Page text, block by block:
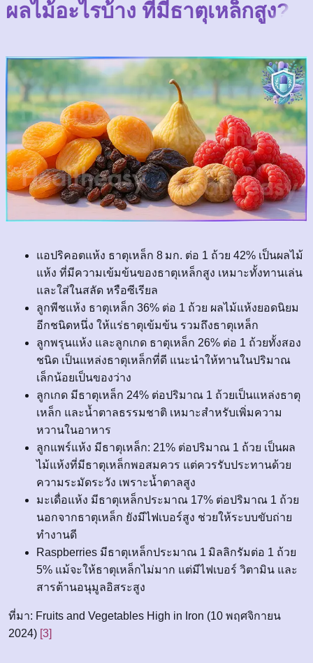
ผลไม้อะไรบ้าง ที่มีธาตุเหล็กสูง?
แอปริคอตแห้ง ธาตุเหล็ก 8 มก. ต่อ 1 ถ้วย 42% เป็นผลไม้
แห้ง ที่มีความเข้มข้นของธาตุเหล็กสูง เหมาะทั้งทานเล่น
และใส่ในสลัด หรือซีเรียล
ลูกพีชแห้ง ธาตุเหล็ก 36% ต่อ 1 ถ้วย ผลไม้แห้งยอดนิยม
อีกชนิดหนึ่ง ให้แร่ธาตุเข้มข้น รวมถึงธาตุเหล็ก
ลูกพรุนแห้ง และลูกเกด ธาตุเหล็ก 26% ต่อ 1 ถ้วยทั้งสอง
ชนิด เป็นแหล่งธาตุเหล็กที่ดี แนะนำให้ทานในปริมาณ
เล็กน้อยเป็นของว่าง
ลูกเกด มีธาตุเหล็ก 24% ต่อปริมาณ 1 ถ้วยเป็นแหล่งธาตุ
เหล็ก และน้ำตาลธรรมชาติ เหมาะสำหรับเพิ่มความ
หวานในอาหาร
ลูกแพร์แห้ง มีธาตุเหล็ก: 21% ต่อปริมาณ 1 ถ้วย เป็นผล
ไม้แห้งที่มีธาตุเหล็กพอสมควร แต่ควรรับประทานด้วย
ความระมัดระวัง เพราะน้ำตาลสูง
มะเดื่อแห้ง มีธาตุเหล็กประมาณ 17% ต่อปริมาณ 1 ถ้วย
นอกจากธาตุเหล็ก ยังมีไฟเบอร์สูง ช่วยให้ระบบขับถ่าย
ทำงานดี
Raspberries มีธาตุเหล็กประมาณ 1 มิลลิกรัมต่อ 1 ถ้วย
5% แม้จะให้ธาตุเหล็กไม่มาก แต่มีไฟเบอร์ วิตามิน และ
สารต้านอนุมูลอิสระสูง
ที่มา: Fruits and Vegetables High in Iron (10 พฤศจิกายน
2024) [3]